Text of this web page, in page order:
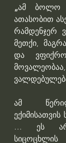
„ამ ბოლო
ათასობით
რამდენჯერ
მეთქი,
და
ამ
ექიმისათვის
… ეს